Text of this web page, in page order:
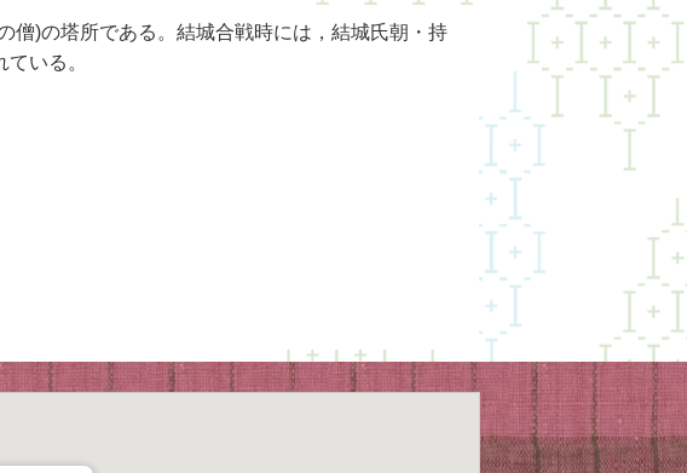
僧)の塔所である。結城合戦時には，結城氏朝・持
ている。